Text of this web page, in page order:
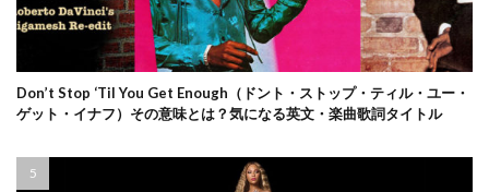
Don’t Stop ‘Til You Get Enough（ドント・ストップ・ティル・ユー・
ゲット・イナフ）その意味とは？気になる英文・楽曲歌詞タイトル